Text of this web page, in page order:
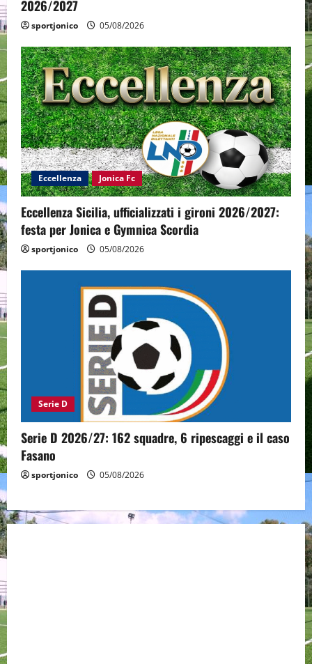
2026/2027
sportjonico 05/08/2026
Eccellenza Jonica Fc
Eccellenza Sicilia, ufficializzati i gironi 2026/2027:
festa per Jonica e Gymnica Scordia
sportjonico 05/08/2026
Serie D
Serie D 2026/27: 162 squadre, 6 ripescaggi e il caso
Fasano
sportjonico 05/08/2026